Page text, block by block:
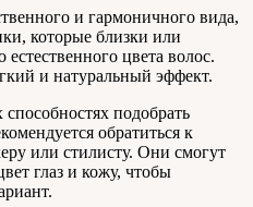
и гармоничного вида,
которые близки или
цвета волос.
и натуральный эффект.
подобрать
обратиться к
или стилисту. Они смогут
глаз и кожу, чтобы